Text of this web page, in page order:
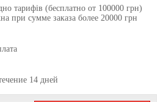
тарифів (бесплатно от 100000 грн)
при сумме заказа более 20000 грн
14 дней